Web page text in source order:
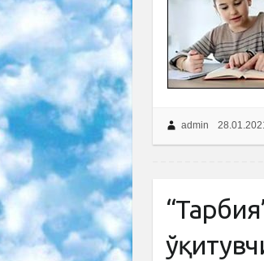
admin